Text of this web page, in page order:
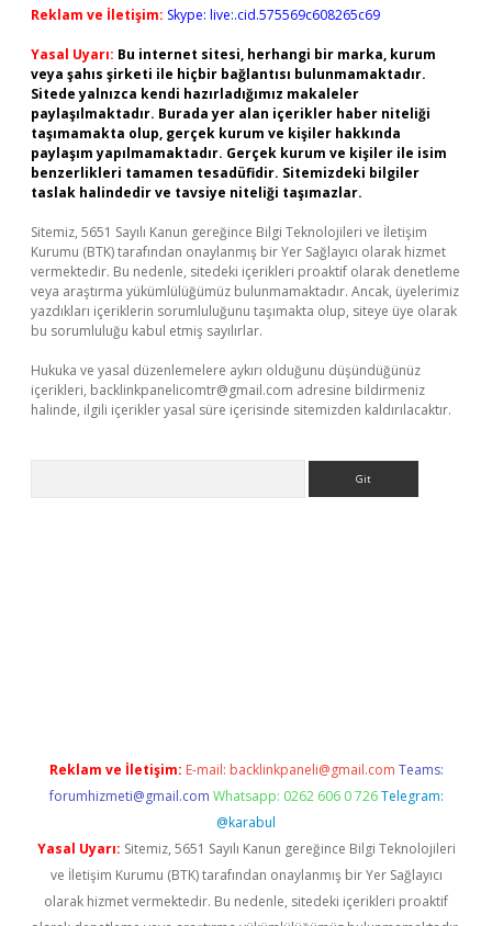
Reklam ve İletişim: Skype: live:.cid.575569c608265c69
Yasal Uyarı: Bu internet sitesi, herhangi bir marka, kurum
veya şahıs şirketi ile hiçbir bağlantısı bulunmamaktadır.
Sitede yalnızca kendi hazırladığımız makaleler
paylaşılmaktadır. Burada yer alan içerikler haber niteliği
taşımamakta olup, gerçek kurum ve kişiler hakkında
paylaşım yapılmamaktadır. Gerçek kurum ve kişiler ile isim
benzerlikleri tamamen tesadüfidir. Sitemizdeki bilgiler
taslak halindedir ve tavsiye niteliği taşımazlar.
Sitemiz, 5651 Sayılı Kanun gereğince Bilgi Teknolojileri ve İletişim
Kurumu (BTK) tarafından onaylanmış bir Yer Sağlayıcı olarak hizmet
vermektedir. Bu nedenle, sitedeki içerikleri proaktif olarak denetleme
veya araştırma yükümlülüğümüz bulunmamaktadır. Ancak, üyelerimiz
yazdıkları içeriklerin sorumluluğunu taşımakta olup, siteye üye olarak
bu sorumluluğu kabul etmiş sayılırlar.
Hukuka ve yasal düzenlemelere aykırı olduğunu düşündüğünüz
içerikleri, backlinkpanelicomtr@gmail.com adresine bildirmeniz
halinde, ilgili içerikler yasal süre içerisinde sitemizden kaldırılacaktır.
Reklam ve İletişim: E-mail: backlinkpaneli@gmail.com Teams:
forumhizmeti@gmail.com Whatsapp: 0262 606 0 726 Telegram:
@karabul
Yasal Uyarı: Sitemiz, 5651 Sayılı Kanun gereğince Bilgi Teknolojileri
ve İletişim Kurumu (BTK) tarafından onaylanmış bir Yer Sağlayıcı
olarak hizmet vermektedir. Bu nedenle, sitedeki içerikleri proaktif